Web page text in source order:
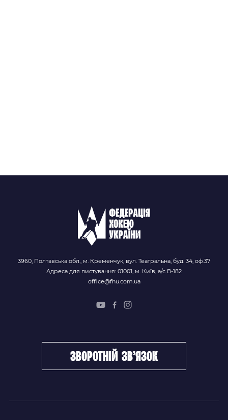
3960, Полтавська обл., м. Кременчук, вул. Театральна, буд. 34, оф.37
Адреса для листування: 01001, м. Київ, а/с В-182
office@fhu.com.ua
зворотній зв’язок